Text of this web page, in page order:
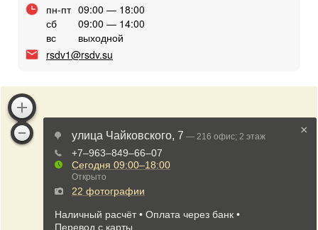
пн-пт 09:00 — 18:00
сб
09:00 — 14:00
вс
выходной
rsdv1@rsdv.su